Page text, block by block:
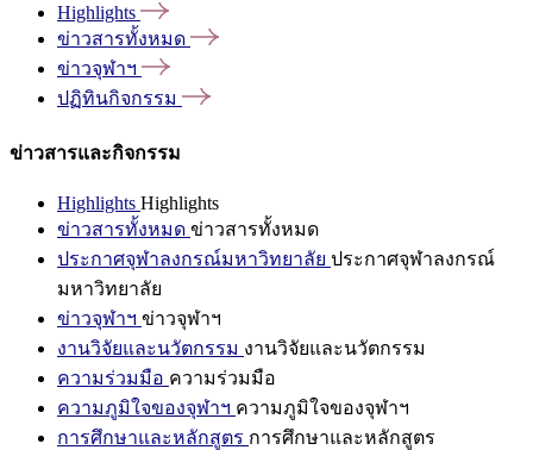
Highlights
ข่าวสารทั้งหมด
ข่าวจุฬาฯ
ปฏิทินกิจกรรม
ข่าวสารและกิจกรรม
Highlights Highlights
ข่าวสารทั้งหมด ข่าวสารทั้งหมด
ประกาศจุฬาลงกรณ์มหาวิทยาลัย ประกาศจุฬาลงกรณ์
มหาวิทยาลัย
ข่าวจุฬาฯ ข่าวจุฬาฯ
งานวิจัยและนวัตกรรม งานวิจัยและนวัตกรรม
ความร่วมมือ ความร่วมมือ
ความภูมิใจของจุฬาฯ ความภูมิใจของจุฬาฯ
การศึกษาและหลักสูตร การศึกษาและหลักสูตร